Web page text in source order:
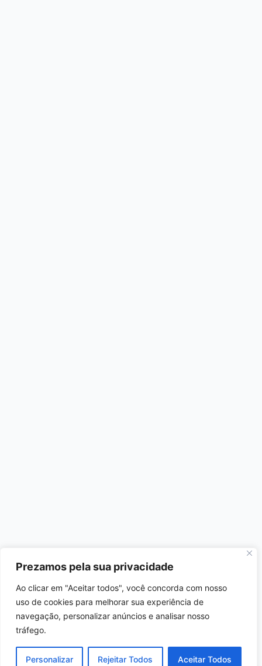
Prezamos pela sua privacidade
Ao clicar em "Aceitar todos", você concorda com nosso
uso de cookies para melhorar sua experiência de
navegação, personalizar anúncios e analisar nosso
tráfego.
Personalizar Rejeitar Todos Aceitar Todos